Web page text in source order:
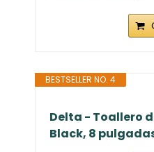
BESTSELLER NO. 4
Delta - Toallero
Black, 8